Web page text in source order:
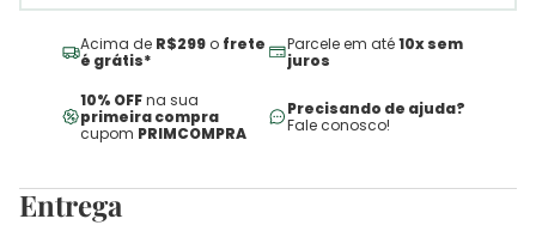
Acima de R$299 o frete
é grátis*
Parcele em até10x sem
juros
10% OFFna sua
primeira compra
cupom PRIMCOMPRA
Precisando de ajuda?
Fale conosco!
Entrega